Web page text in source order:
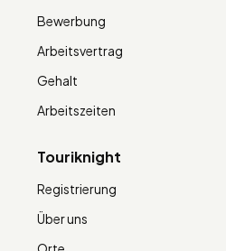
Bewerbung
Arbeitsvertrag
Gehalt
Arbeitszeiten
Touriknight
Registrierung
Über uns